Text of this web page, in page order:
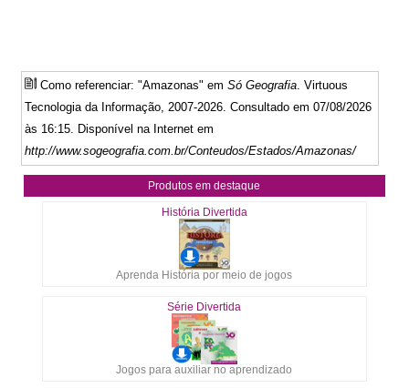
Como referenciar: "Amazonas" emSó Geografia. Virtuous
Tecnologia da Informação, 2007-2026. Consultado em 07/08/2026
às 16:15. Disponível na Internet em
http://www.sogeografia.com.br/Conteudos/Estados/Amazonas/
Produtos em destaque
História Divertida
Aprenda História por meio de jogos
Série Divertida
Jogos para auxiliar no aprendizado